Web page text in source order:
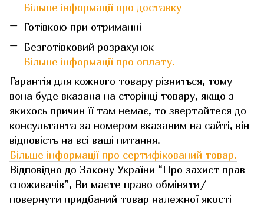
Більше інформації про доставку
Готівкою при отриманні
Безготівковий розрахунок
Більше інформації про оплату.
Гарантія для кожного товару різниться, тому
вона буде вказана на сторінці товару, якщо з
якихось причин її там немає, то звертайтеся до
консультанта за номером вказаним на сайті, він
відповість на всі ваші питання.
Більше інформації про сертифікований товар.
Відповідно до Закону України “Про захист прав
споживачів”, Ви маєте право обміняти/
повернути придбаний товар належної якості